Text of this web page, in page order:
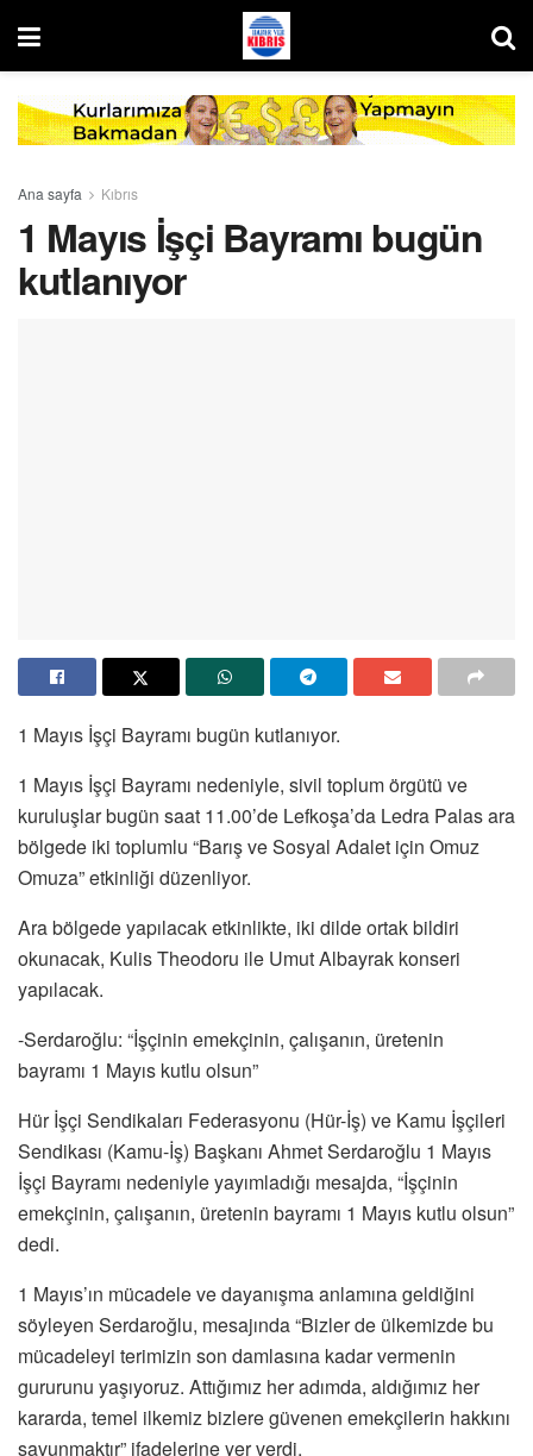
Ana sayfa Kıbrıs
1 Mayıs İşçi Bayramı bugün
kutlanıyor
1 Mayıs İşçi Bayramı bugün kutlanıyor.
1 Mayıs İşçi Bayramı nedeniyle, sivil toplum örgütü ve
kuruluşlar bugün saat 11.00’de Lefkoşa’da Ledra Palas ara
bölgede iki toplumlu “Barış ve Sosyal Adalet için Omuz
Omuza” etkinliği düzenliyor.
Ara bölgede yapılacak etkinlikte, iki dilde ortak bildiri
okunacak, Kulis Theodoru ile Umut Albayrak konseri
yapılacak.
-Serdaroğlu: “İşçinin emekçinin, çalışanın, üretenin
bayramı 1 Mayıs kutlu olsun”
Hür İşçi Sendikaları Federasyonu (Hür-İş) ve Kamu İşçileri
Sendikası (Kamu-İş) Başkanı Ahmet Serdaroğlu 1 Mayıs
İşçi Bayramı nedeniyle yayımladığı mesajda, “İşçinin
emekçinin, çalışanın, üretenin bayramı 1 Mayıs kutlu olsun”
dedi.
1 Mayıs’ın mücadele ve dayanışma anlamına geldiğini
söyleyen Serdaroğlu, mesajında “Bizler de ülkemizde bu
mücadeleyi terimizin son damlasına kadar vermenin
gururunu yaşıyoruz. Attığımız her adımda, aldığımız her
kararda, temel ilkemiz bizlere güvenen emekçilerin hakkını
savunmaktır” ifadelerine yer verdi.